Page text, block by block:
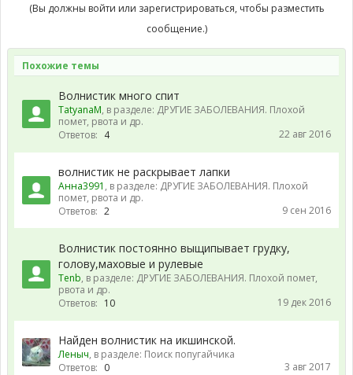
(Вы должны войти или зарегистрироваться, чтобы разместить
сообщение.)
Похожие темы
Волнистик много спит
TatyanaM, в разделе: ДРУГИЕ ЗАБОЛЕВАНИЯ. Плохой
помет, рвота и др.
Ответов: 4 22 авг 2016
волнистик не раскрывает лапки
Анна3991 , в разделе: ДРУГИЕ ЗАБОЛЕВАНИЯ. Плохой
помет, рвота и др.
Ответов: 2 9 сен 2016
Волнистик постоянно выщипывает грудку,
голову,маховые и рулевые
Tenb, в разделе: ДРУГИЕ ЗАБОЛЕВАНИЯ. Плохой помет,
рвота и др.
Ответов: 10 19 дек 2016
Найден волнистик на икшинской.
Леныч, в разделе: Поиск попугайчика
Ответов: 0 3 авг 2017